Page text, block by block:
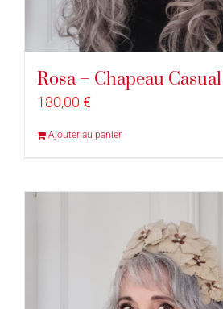
Rosa – Chapeau Casual
180,00 €
Ajouter au panier